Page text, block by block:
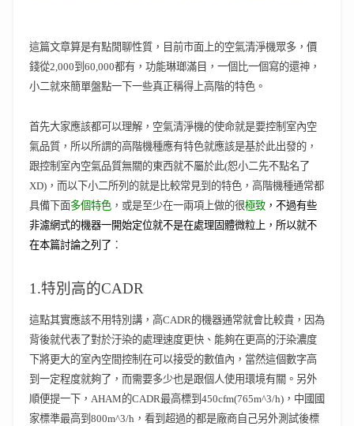
這篇文章算是有點閒聊性質，目前市面上的空氣清淨機眾多，價
錢從2,000到60,000都有，功能琳瑯滿目，一個比一個寫的還神，
小二就來簡單盤點一下一些真正稱得上高階的特色。
首先大家應該都可以理解，空氣清淨機的使命就是要控制室內空
氣品質，所以所謂的高階機種應有特色就應該是基於此出發的，
跟控制室內空氣品質無關的東西就不屬於此(恕小二先不點名了
XD)，而以下小二所列的就是比較常見到的特色，高階機種通常都
具備下面多個特色 ，或是至少在一兩項上做的很極致 ，不過有些
非濾網式的機器一開始定位就不是在處理固體微粒上，所以就不
在本篇討論之列了 ：
1.特別高的CADR
這點其實應該不用特別講，高CADR的機器通常就會比較貴，因為
背後就代表了對於汙染的處理速度更快、能夠在更高的汙染濃度
下將更大的室內空間控制在可以接受的數值內，當然這個數字高
到一定程度就夠了，而需要多少也是跟個人使用環境有關。另外
順便提一下，AHAM的CADR最高標到450cfm(765m^3/h)，中國國
家標準最高到800m^3/h，看到超過的都是廠商自己另外測試後標